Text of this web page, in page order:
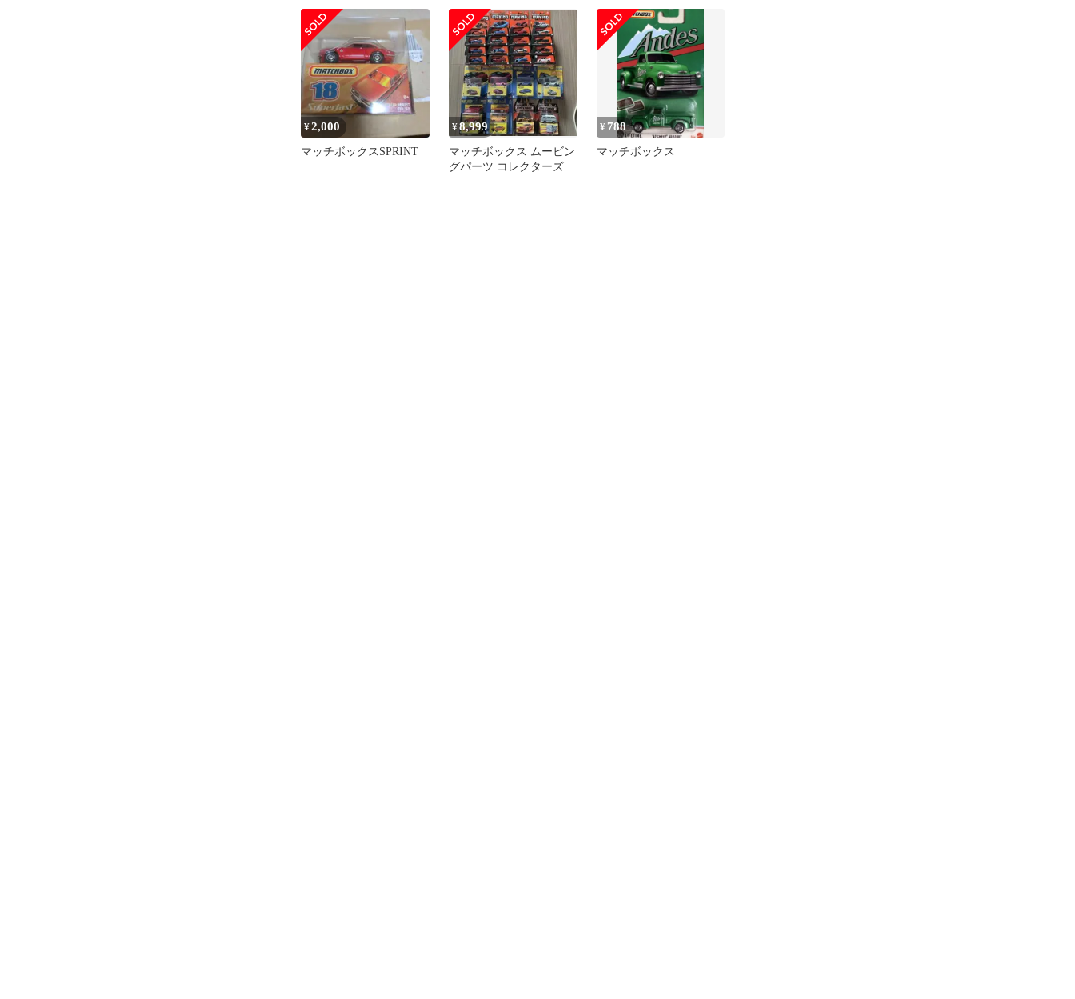
986L]
986M]
¥2,000
マッチボックスSPRINT
¥8,999
マッチボックス ムービン
グパーツ コレクターズ
¥ 788
マッチボックス